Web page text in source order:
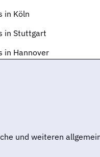
in Köln
in Stuttgart
in Hannover
und weiteren